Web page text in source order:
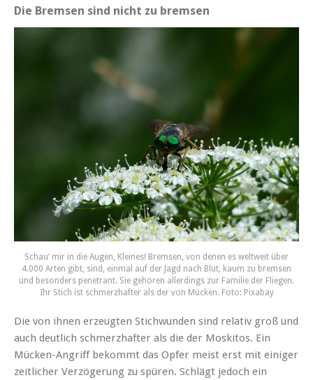
Die Bremsen sind nicht zu bremsen
Schau‘ mir in die Augen, Kleines! Bremsen, von denen es weltweit über
4.000 Arten gibt, sind, einmal auf der Jagd nach Blut, kaum zu bremsen
und besonders penetrant. Sie gehören allerdings zur Familie der Fliegen.
Ihr Stich ist schmerzhafter als der von Mücken. Foto: Pixabay
Die von ihnen erzeugten Stichwunden sind relativ groß und
auch deutlich schmerzhafter als die der Moskitos. Ein
Mücken-Angriff bekommt das Opfer meist erst mit einiger
zeitlicher Verzögerung zu spüren. Schlägt jedoch ein